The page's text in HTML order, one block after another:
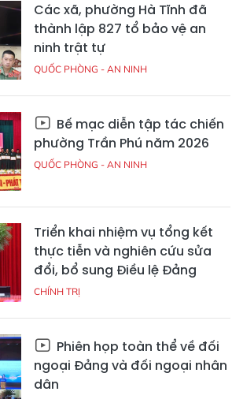
Các xã, phường Hà Tĩnh đã
thành lập 827 tổ bảo vệ an
ninh trật tự
QUỐC PHÒNG - AN NINH
Bế mạc diễn tập tác chiến
phường Trần Phú năm 2026
QUỐC PHÒNG - AN NINH
Triển khai nhiệm vụ tổng kết
thực tiễn và nghiên cứu sửa
đổi, bổ sung Điều lệ Đảng
CHÍNH TRỊ
Phiên họp toàn thể về đối
ngoại Đảng và đối ngoại nhân
dân